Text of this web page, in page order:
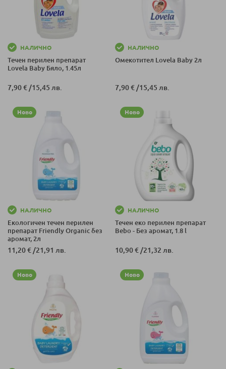
НАЛИЧНО
Течен перилен препарат
Lovela Baby Бяло, 1.45л
7,90 €/15,45 лв.
НАЛИЧНО
Омекотител Lovela Baby 2л
7,90 €/15,45 лв.
Ново
НАЛИЧНО
Екологичен течен перилен
препарат Friendly Organic без
аромат, 2л
11,20 €/21,91 лв.
Ново
НАЛИЧНО
Течен еко перилен препарат
Bebo - Без аромат, 1.8 l
10,90 €/21,32 лв.
Ново Ново